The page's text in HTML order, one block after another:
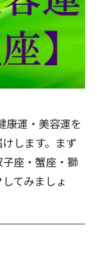
康運・美容運を
します。まず
座・蟹座・獅
てみましょ